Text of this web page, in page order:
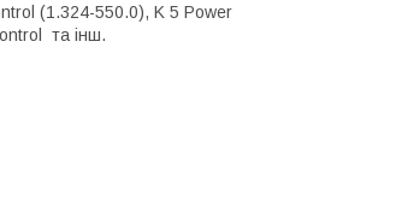
(1.324-550.0), K 5 Power
та інш.